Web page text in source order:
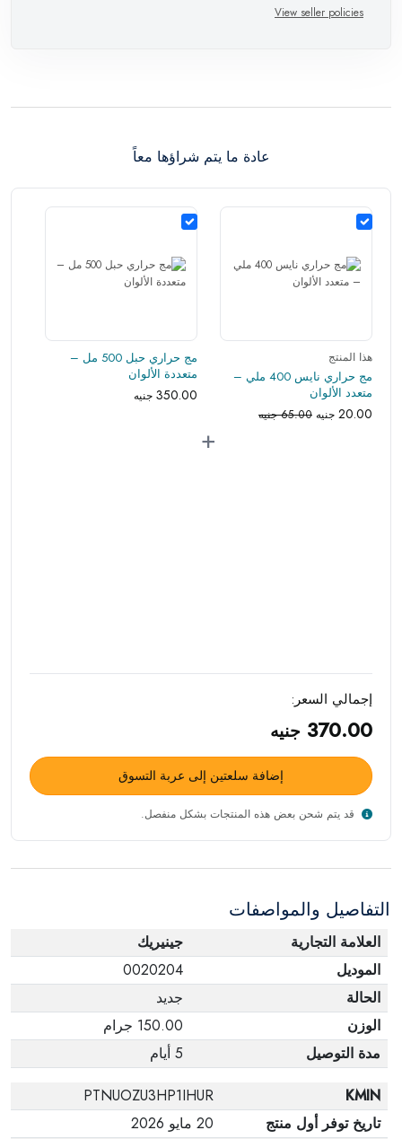
عبوته الأصلية. لاحظ أنه لا يمكن إرجاع المنتجات
وفي عبواتها الأصلية.
View seller policies
عادة ما يتم شراؤها معاً
هذا المنتج
مج حراري نايس 400 ملي –
متعدد الألوان
20.00 جنيه 65.00 جنيه
+
مج حراري حبل 500 مل –
متعددة الألوان
350.00 جنيه
إجمالي السعر:
370.00 جنيه
إضافة سلعتين إلى عربة التسوق
قد يتم شحن بعض هذه المنتجات بشكل منفصل.
التفاصيل والمواصفات
العلامة التجارية
جينيريك
الموديل
0020204
الحالة
جديد
الوزن
150.00 جرام
مدة التوصيل
5 أيام
KMIN
PTNUOZU3HP1IHUR
تاريخ توفر أول منتج
20 مايو 2026